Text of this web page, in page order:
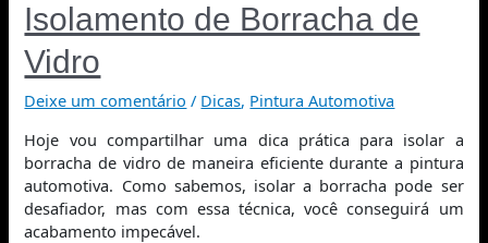
Isolamento de Borracha de
Vidro
Deixe um comentário / Dicas, Pintura Automotiva
Hoje vou compartilhar uma dica prática para isolar a
borracha de vidro de maneira eficiente durante a pintura
automotiva. Como sabemos, isolar a borracha pode ser
desafiador, mas com essa técnica, você conseguirá um
acabamento impecável.